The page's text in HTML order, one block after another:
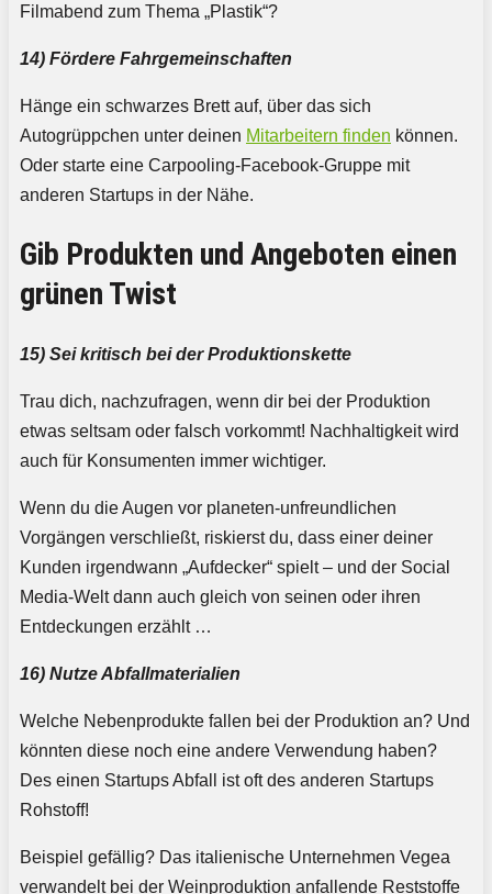
Filmabend zum Thema „Plastik“?
14) Fördere Fahrgemeinschaften
Hänge ein schwarzes Brett auf, über das sich
Autogrüppchen unter deinen Mitarbeitern finden können.
Oder starte eine Carpooling-Facebook-Gruppe mit
anderen Startups in der Nähe.
Gib Produkten und Angeboten einen
grünen Twist
15) Sei kritisch bei der Produktionskette
Trau dich, nachzufragen, wenn dir bei der Produktion
etwas seltsam oder falsch vorkommt! Nachhaltigkeit wird
auch für Konsumenten immer wichtiger.
Wenn du die Augen vor planeten-unfreundlichen
Vorgängen verschließt, riskierst du, dass einer deiner
Kunden irgendwann „Aufdecker“ spielt – und der Social
Media-Welt dann auch gleich von seinen oder ihren
Entdeckungen erzählt …
16) Nutze Abfallmaterialien
Welche Nebenprodukte fallen bei der Produktion an? Und
könnten diese noch eine andere Verwendung haben?
Des einen Startups Abfall ist oft des anderen Startups
Rohstoff!
Beispiel gefällig? Das italienische Unternehmen Vegea
verwandelt bei der Weinproduktion anfallende Reststoffe